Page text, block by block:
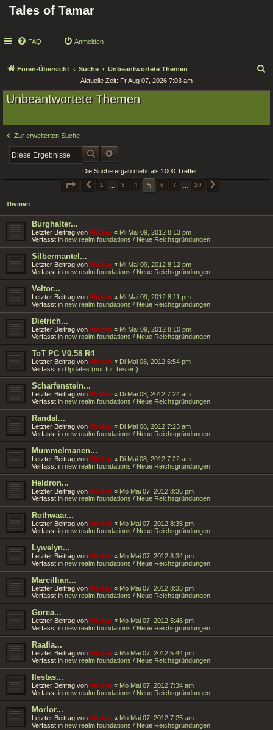
Tales of Tamar
FAQ Anmelden
Foren-Übersicht Suche Unbeantwortete Themen
e
Aktuelle Zeit: Fr Aug 07, 2026 7:03 am
Unbeantwortete Themen
Zur erweiterten Suche
SUCHE
Die Suche ergab mehr als 1000 Treffer
SEITE VON 20
VORHERIGE
1 3 4 5 6 7 20
Themen
Burghalter...
Letzter Beitrag von Wolfen « Mi Mai 09, 2012 8:13 pm
Verfasst in new realm foundations / Neue Reichsgründungen
Silbermantel...
Letzter Beitrag von Wolfen « Mi Mai 09, 2012 8:12 pm
Verfasst in new realm foundations / Neue Reichsgründungen
Veltor...
Letzter Beitrag von Wolfen « Mi Mai 09, 2012 8:11 pm
Verfasst in new realm foundations / Neue Reichsgründungen
Dietrich...
Letzter Beitrag von Wolfen « Mi Mai 09, 2012 8:10 pm
Verfasst in new realm foundations / Neue Reichsgründungen
ToT PC V0.58 R4
Letzter Beitrag von Wolfen « Di Mai 08, 2012 6:54 pm
Verfasst in Updates (nur für Tester!)
Scharfenstein...
Letzter Beitrag von Wolfen « Di Mai 08, 2012 7:24 am
Verfasst in new realm foundations / Neue Reichsgründungen
Randal...
Letzter Beitrag von Wolfen « Di Mai 08, 2012 7:23 am
Verfasst in new realm foundations / Neue Reichsgründungen
Mummelmanen...
Letzter Beitrag von Wolfen « Di Mai 08, 2012 7:22 am
Verfasst in new realm foundations / Neue Reichsgründungen
Heldron...
Letzter Beitrag von Wolfen « Mo Mai 07, 2012 8:36 pm
Verfasst in new realm foundations / Neue Reichsgründungen
Rothwaar...
Letzter Beitrag von Wolfen « Mo Mai 07, 2012 8:35 pm
Verfasst in new realm foundations / Neue Reichsgründungen
Lywelyn...
Letzter Beitrag von Wolfen « Mo Mai 07, 2012 8:34 pm
Verfasst in new realm foundations / Neue Reichsgründungen
Marcillian...
Letzter Beitrag von Wolfen « Mo Mai 07, 2012 8:33 pm
Verfasst in new realm foundations / Neue Reichsgründungen
Gorea...
Letzter Beitrag von Wolfen « Mo Mai 07, 2012 5:46 pm
Verfasst in new realm foundations / Neue Reichsgründungen
Raafia...
Letzter Beitrag von Wolfen « Mo Mai 07, 2012 5:44 pm
Verfasst in new realm foundations / Neue Reichsgründungen
Ilestas...
Letzter Beitrag von Wolfen « Mo Mai 07, 2012 7:34 am
Verfasst in new realm foundations / Neue Reichsgründungen
Morlor...
Letzter Beitrag von Wolfen « Mo Mai 07, 2012 7:25 am
Verfasst in new realm foundations / Neue Reichsgründungen